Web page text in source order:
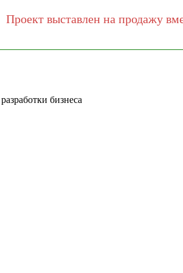
Проект выставлен на продажу
бизнеса